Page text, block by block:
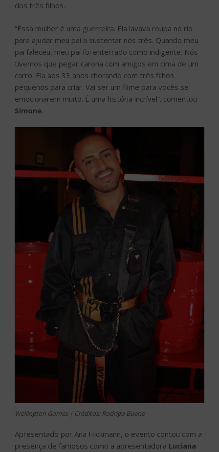
dos três filhos.
“Essa mulher é uma guerreira. Ela lavava roupa no rio
para ajudar meu pai a sustentar nós três. Quando meu
pai faleceu, meu pai foi enterrado como indigente. Nós
tivemos que pegar carona com amigos em cima de um
carro. Ela aos 33 anos chorando com três filhos
pequenos para criar. Vai ser um filme para vocês se
emocionarem muito. É uma história incrível”. comentou
Simone.
Wellington Gomes | Créditos: Rodrigo Bueno
Apresentado por Ana Hickmann, o evento contou com a
presença de famosos como a apresentadora Luciana